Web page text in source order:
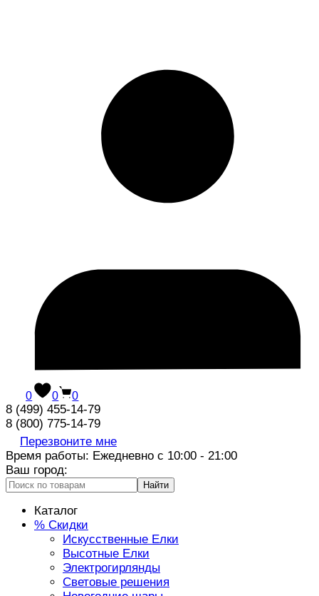
0 0 0
8 (499) 455-14-79
8 (800) 775-14-79
Перезвоните мне
Время работы: Ежедневно с 10:00 - 21:00
Ваш город:
Найти
Каталог
% Скидки
Искусственные Елки
Высотные Елки
Электрогирлянды
Световые решения